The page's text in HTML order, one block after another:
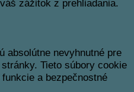
zážitok z prehliadania.
absolútne nevyhnutné pre
Tieto súbory cookie
a bezpečnostné